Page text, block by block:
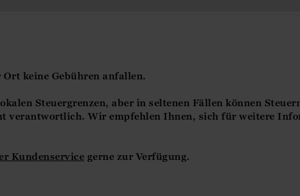
keine Gebühren anfallen.
Steuergrenzen, aber in seltenen Fällen können
verantwortlich. Wir empfehlen Ihnen, sich für weitere
Kundenservice gerne zur Verfügung.